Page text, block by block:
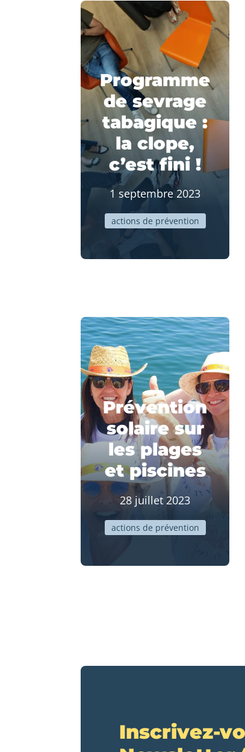
Programme
de sevrage
tabagique :
la clope,
c’est fini !
1 septembre 2023
actions de prévention
Prévention
solaire sur
les plages
et piscines
28 juillet 2023
actions de prévention
Inscrivez-